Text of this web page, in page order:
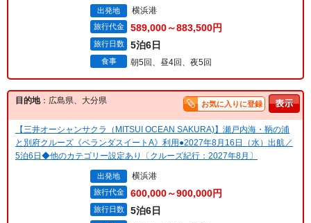
出発地 横浜港
旅行代金 589,000～883,500円
旅行日数 5泊6日
食事 朝5回、昼4回、夜5回
目的地：広島県、大分県 お気に入りに登録
【三井オーシャンサクラ（MITSUI OCEAN SAKURA)】瀬戸内海・鞆の浦
と別府クルーズ《ベランダスイートA》利用●2027年8月16日（水）出航／
5泊6日◆他のカテゴリー設定あり〔クルーズ紀行：2027年8月〕
出発地 横浜港
旅行代金 600,000～900,000円
旅行日数 5泊6日